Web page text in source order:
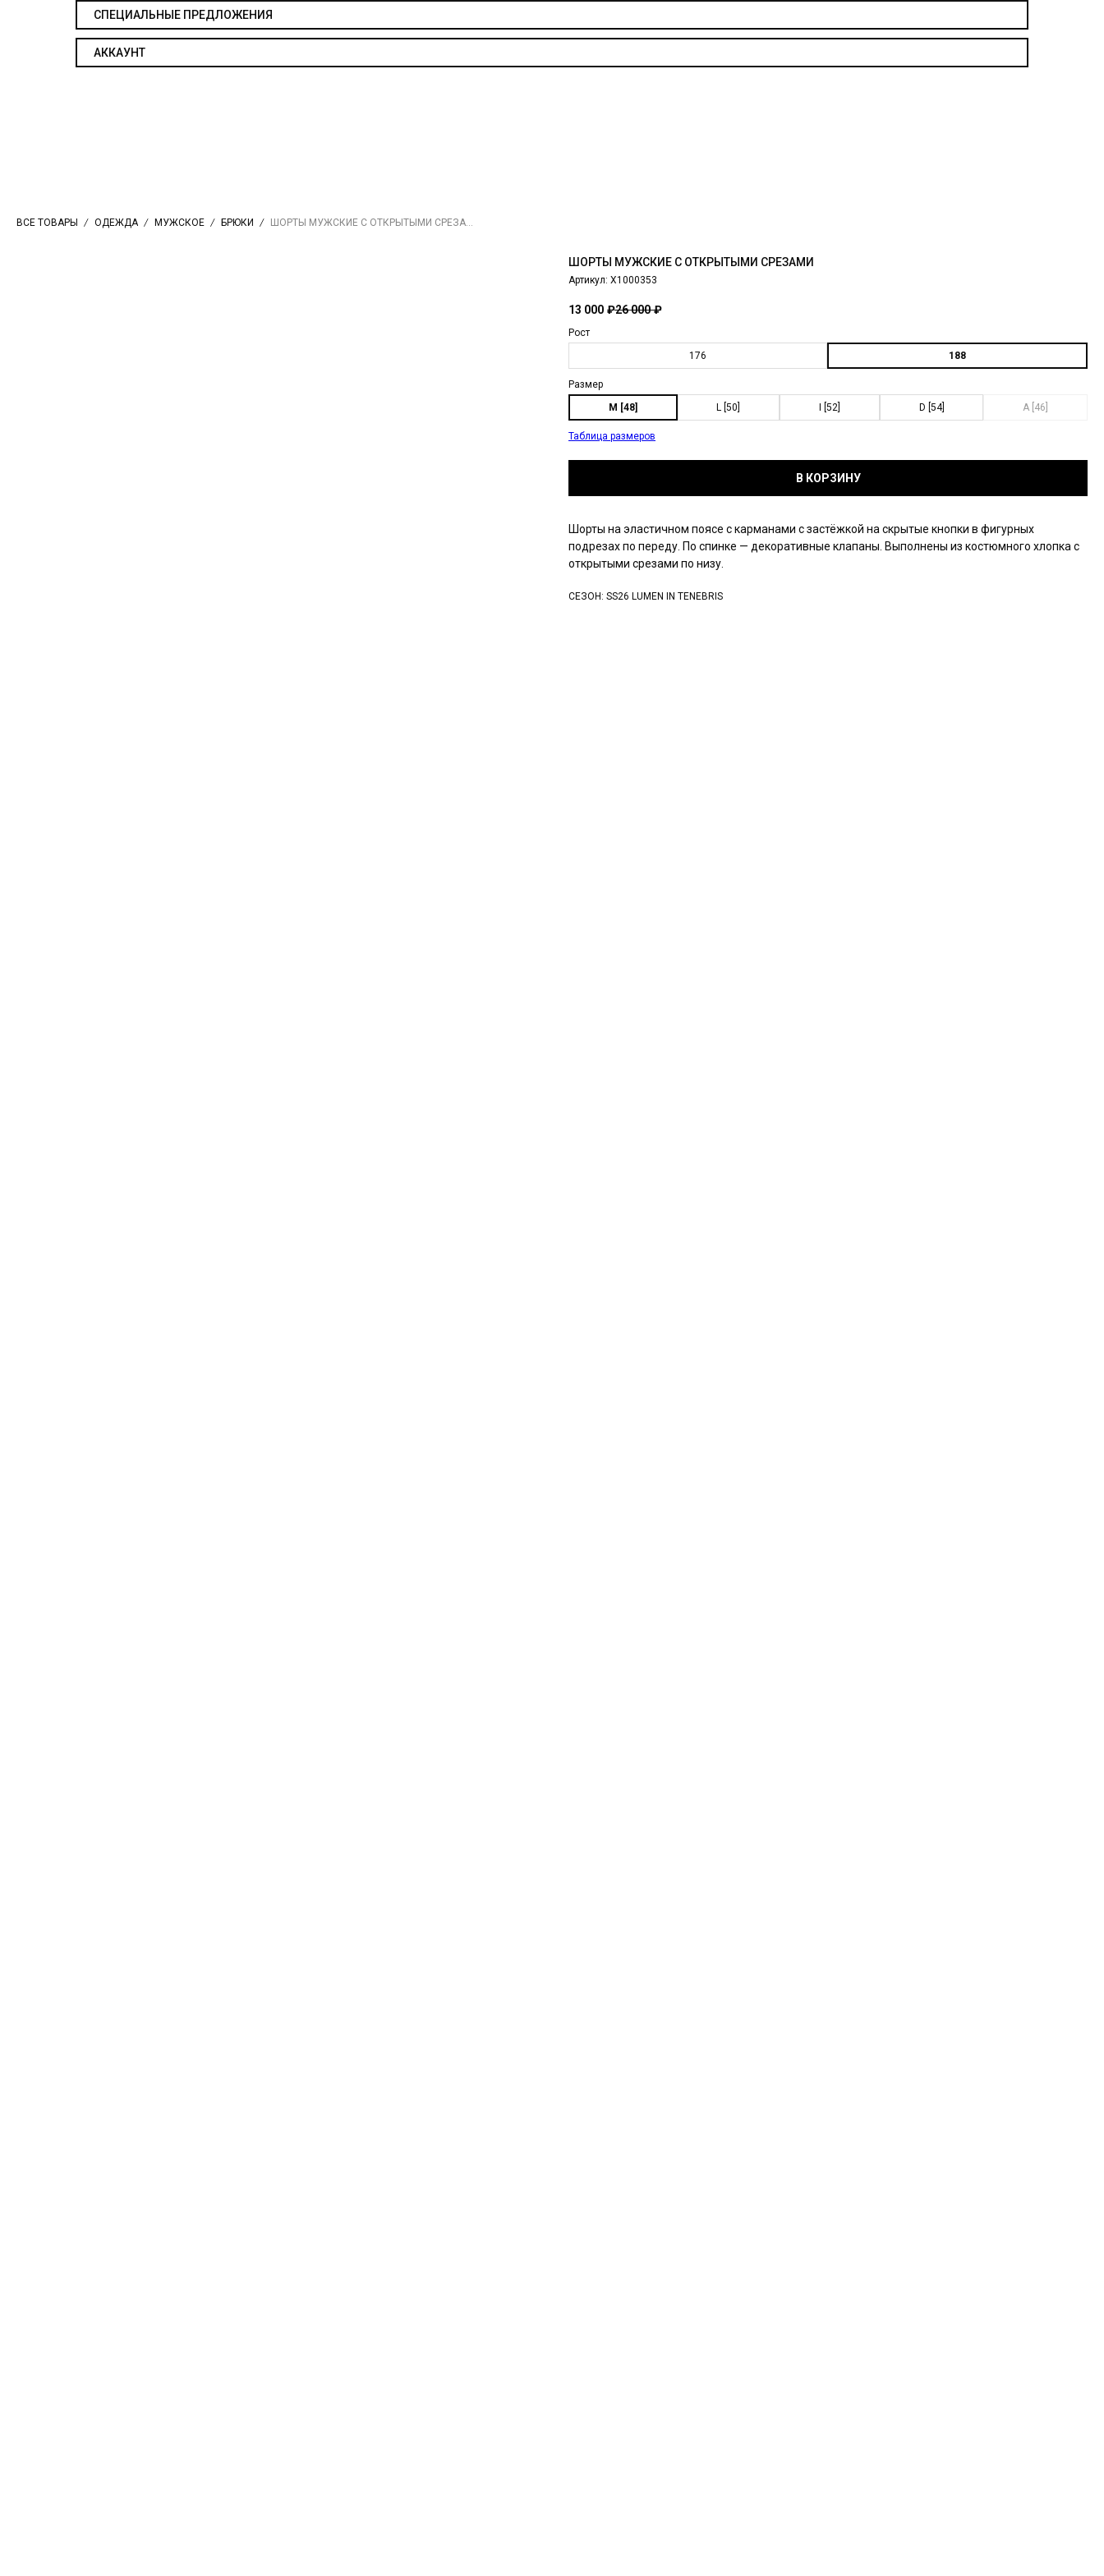
СПЕЦИАЛЬНЫЕ ПРЕДЛОЖЕНИЯ
АККАУНТ
ВСЕ ТОВАРЫ ОДЕЖДА МУЖСКОЕ БРЮКИ ШОРТЫ МУЖСКИЕ С ОТКРЫТЫМИ СРЕЗАМИ
ШОРТЫ МУЖСКИЕ С ОТКРЫТЫМИ СРЕЗАМИ
Артикул: X1000353
13 000 ₽26 000 ₽
Рост
176
188
Размер
M [48]
L [50] I [52] D [54] A [46]
Таблица размеров
В КОРЗИНУ
Шорты на эластичном поясе с карманами с застёжкой на скрытые кнопки в фигурных
подрезах по переду. По спинке — декоративные клапаны. Выполнены из костюмного хлопка с
открытыми срезами по низу.
СЕЗОН: SS26 LUMEN IN TENEBRIS